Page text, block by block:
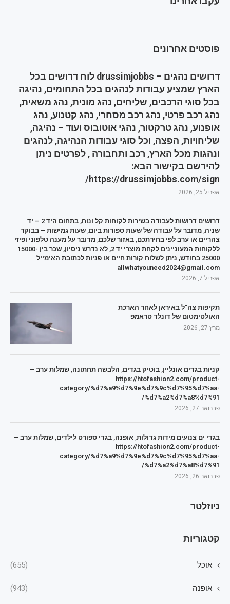
פוסטים אחרונים
דרושים נהגים – drussimjobbs לוח דרושים בכל
הארץ שמציע עבודות לנהגים בכל התחומים, נהיגה
בכל סוגי הרכבים, שליחים, נהג מונית, נהג משאית,
נהג רכב פרטי, נהג רכב מסחרי, נהג קטנוע, נהג
אופנוע, נהג טרקטור, נהגי אוטובוס ועוד – נהיגה,
שליחויות, הפצה, וכל סוגי עבודות הנהיגה, לנהגים
ונהגות מכל הארץ, רכב ותחבורה , לפרטים ניתן
להירשם בקישור הבא:
https://drussimjobbs.com/sign/
אפריל 25, 2026
דרושים דרושות לעבודה בשירות לקוחות קל ונוח, בתחום היד 2 – יד
שניה, מדובר על עבודה של שעות ספורות ביום, שעות גמישות – בבוקר
צהריים או ערב לפי בחירתכם, באזור שלכם, מדובר על מענה טלפוני ופיזי
ללקוחות המעוניינים לקחת מוצרי יד 2, לא נדרש ניסיון, שכר בין 15000-
25000 בחודש, ניתן לשלוח קורות חיים או פניות לכתובת האימייל
allwhatyouneed2024@gmail.com
אפריל 7, 2026
תקיפות צה"ל באיראן לאחר הארכת
האולטימטום של דונלד טראמפ
מרץ 27, 2026
קניות בגדים אונליין, בוטיק בגדים, הלבשה תחתונה, שמלות ערב –
https://htofashion2.com/product-
category/%d7%a9%d7%9e%d7%9c%d7%95%d7%aa-
%d7%a2%d7%a8%d7%91/
פברואר 27, 2026
בגדי ים צנועים מידות גדולות, אופנה, בגדי ספורט לילדים, שמלות ערב –
https://htofashion2.com/product-
category/%d7%a9%d7%9e%d7%9c%d7%95%d7%aa-
%d7%a2%d7%a8%d7%91/
פברואר 26, 2026
ניוזלטר
קטגוריות
אוכל (655)
אופנה (943)